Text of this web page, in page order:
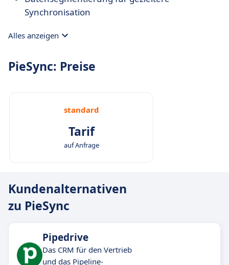
Synchronisation
Alles anzeigen
PieSync: Preise
standard
Tarif
auf Anfrage
Kundenalternativen
zu PieSync
Pipedrive
Das CRM für den Vertrieb
und das Pipeline-